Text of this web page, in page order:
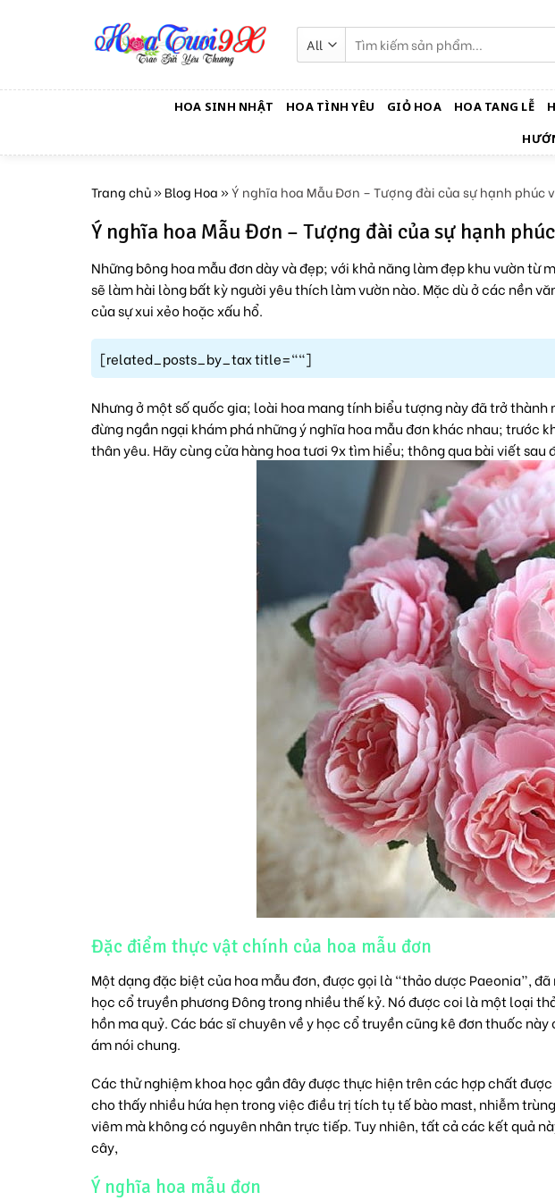
kiếm:
HOA SINH NHẬT HOA TÌNH YÊU GIỎ HOA HOA TANG LỄ
Trang chủ»Blog Hoa»Ý nghĩa hoa Mẫu Đơn – Tượng đài của sự hạnh phúc
Ý nghĩa hoa Mẫu Đơn – Tượng đài của sự hạnh
Những bông hoa mẫu đơn dày và đẹp; với khả năng làm đẹp khu vườn từ
sẽ làm hài lòng bất kỳ người yêu thích làm vườn nào. Mặc dù ở các nền
của sự xui xẻo hoặc xấu hổ.
[related_posts_by_tax title=""]
Nhưng ở một số quốc gia; loài hoa mang tính biểu tượng này đã trở
đừng ngần ngại khám phá những ý nghĩa hoa mẫu đơn khác nhau; trước
thân yêu. Hãy cùng cửa hàng hoa tươi 9x tìm hiểu; thông qua bài viết sau
Đặc điểm thực vật chính của hoa mẫu đơn
Một dạng đặc biệt của hoa mẫu đơn, được gọi là “thảo dược Paeonia”,
học cổ truyền phương Đông trong nhiều thế kỷ. Nó được coi là một loại
hồn ma quỷ. Các bác sĩ chuyên về y học cổ truyền cũng kê đơn thuốc
ám nói chung.
Các thử nghiệm khoa học gần đây được thực hiện trên các hợp chất
cho thấy nhiều hứa hẹn trong việc điều trị tích tụ tế bào mast, nhiễm
viêm mà không có nguyên nhân trực tiếp. Tuy nhiên, tất cả các kết quả
cây,
Ý nghĩa hoa mẫu đơn